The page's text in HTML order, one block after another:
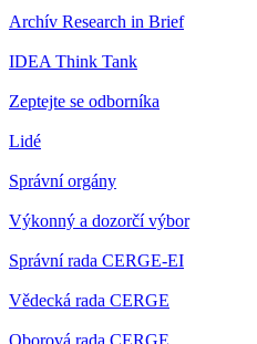
Archív Research in Brief
IDEA Think Tank
Zeptejte se odborníka
Lidé
Správní orgány
Výkonný a dozorčí výbor
Správní rada CERGE-EI
Vědecká rada CERGE
Oborová rada CERGE